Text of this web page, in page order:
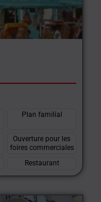
Plan familial
Ouverture pour les
foires commerciales
Restaurant